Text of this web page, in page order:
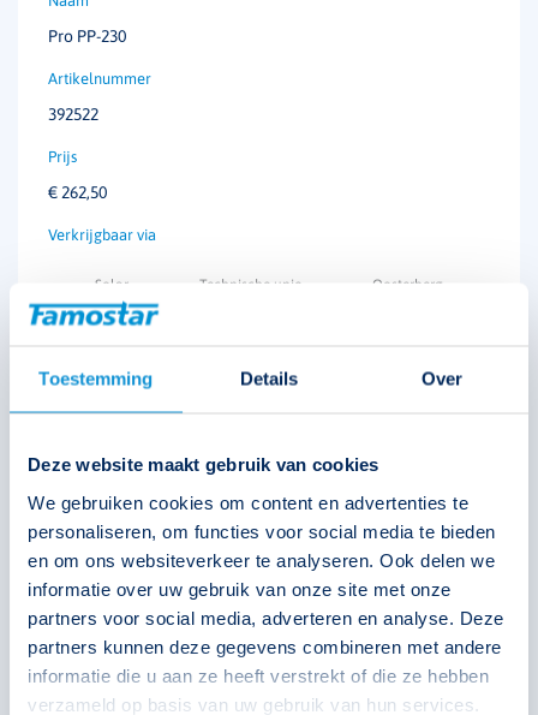
Toestemming Details Over
Deze website maakt gebruik van cookies
We gebruiken cookies om content en advertenties te
personaliseren, om functies voor social media te bieden
en om ons websiteverkeer te analyseren. Ook delen we
informatie over uw gebruik van onze site met onze
partners voor social media, adverteren en analyse. Deze
partners kunnen deze gegevens combineren met andere
informatie die u aan ze heeft verstrekt of die ze hebben
verzameld op basis van uw gebruik van hun services.
Pro PP-230
392522
€ 262,50
Solar Technische unie Oosterberg
Pro PP-24
393062
€262,50